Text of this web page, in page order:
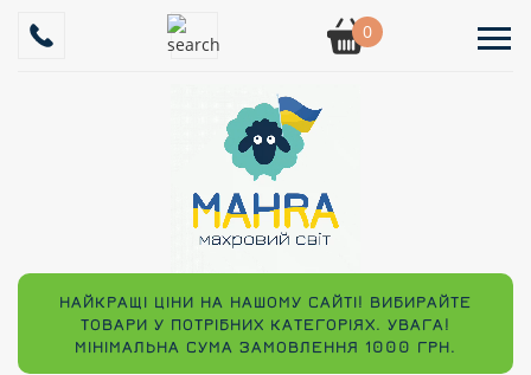
0
НАЙКРАЩІ ЦІНИ НА НАШОМУ САЙТІ! ВИБИРАЙТЕ
ТОВАРИ У ПОТРІБНИХ КАТЕГОРІЯХ. УВАГА!
МІНІМАЛЬНА СУМА ЗАМОВЛЕННЯ 1000 ГРН.